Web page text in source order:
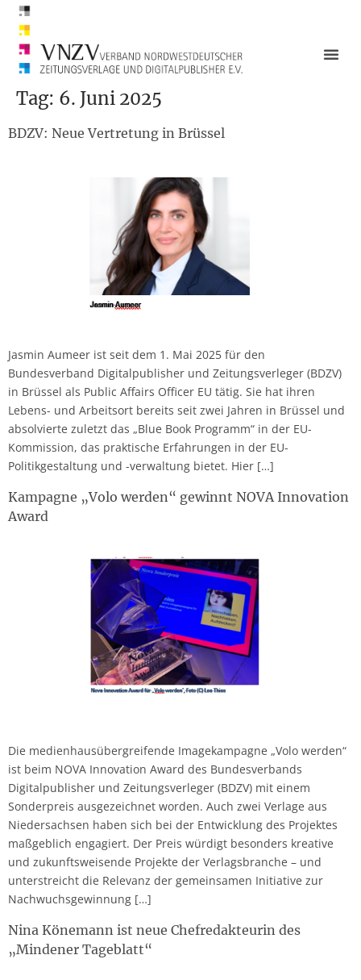
Tag: 6. Juni 2025
BDZV: Neue Vertretung in Brüssel
Jasmin Aumeer ist seit dem 1. Mai 2025 für den
Bundesverband Digitalpublisher und Zeitungsverleger (BDZV)
in Brüssel als Public Affairs Officer EU tätig. Sie hat ihren
Lebens- und Arbeitsort bereits seit zwei Jahren in Brüssel und
absolvierte zuletzt das „Blue Book Programm“ in der EU-
Kommission, das praktische Erfahrungen in der EU-
Politikgestaltung und -verwaltung bietet. Hier […]
Kampagne „Volo werden“ gewinnt NOVA Innovation
Award
Die medienhausübergreifende Imagekampagne „Volo werden“
ist beim NOVA Innovation Award des Bundesverbands
Digitalpublisher und Zeitungsverleger (BDZV) mit einem
Sonderpreis ausgezeichnet worden. Auch zwei Verlage aus
Niedersachsen haben sich bei der Entwicklung des Projektes
maßgeblich engagiert. Der Preis würdigt besonders kreative
und zukunftsweisende Projekte der Verlagsbranche – und
unterstreicht die Relevanz der gemeinsamen Initiative zur
Nachwuchsgewinnung […]
Nina Könemann ist neue Chefredakteurin des
„Mindener Tageblatt“